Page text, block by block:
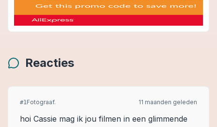
Reacties
#1Fotograaf. 11 maanden geleden
hoi Cassie mag ik jou filmen in een glimmende